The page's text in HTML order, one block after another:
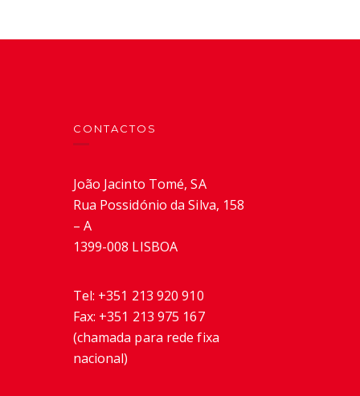
CONTACTOS
João Jacinto Tomé, SA
Rua Possidónio da Silva, 158
– A
1399-008 LISBOA
Tel: +351 213 920 910
Fax: +351 213 975 167
(chamada para rede fixa
nacional)